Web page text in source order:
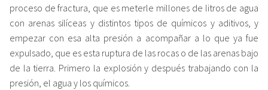
proceso de fractura, que es meterle millones de litros de agua
con arenas silíceas y distintos tipos de químicos y aditivos, y
empezar con esa alta presión a acompañar a lo que ya fue
expulsado, que es esta ruptura de las rocas o de las arenas bajo
de la tierra. Primero la explosión y después trabajando con la
presión, el agua y los químicos.